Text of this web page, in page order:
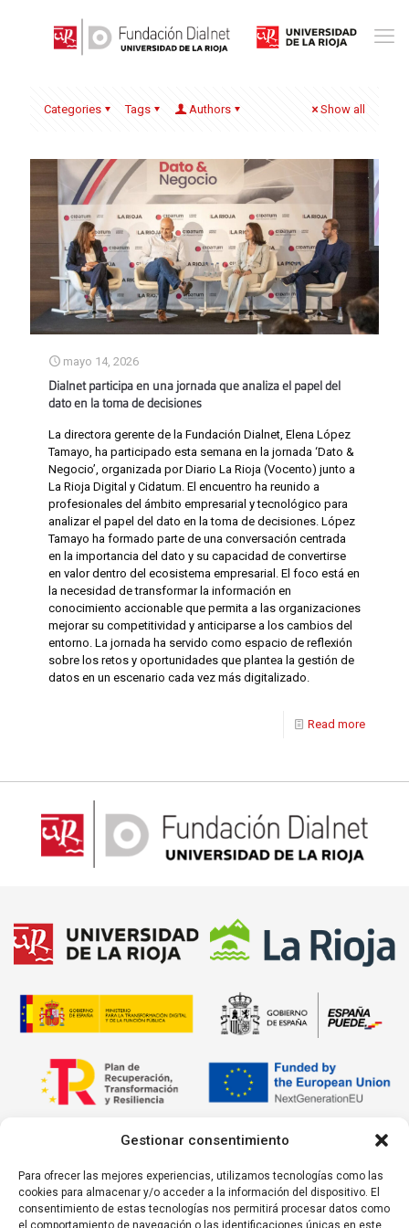
Gestionar consentimiento
Para ofrecer las mejores experiencias, utilizamos tecnologías como las
cookies para almacenar y/o acceder a la información del dispositivo. El
consentimiento de estas tecnologías nos permitirá procesar datos como
el comportamiento de navegación o las identificaciones únicas en este
Categories Tags Authors Show all
mayo 14, 2026
Dialnet participa en una jornada que analiza el papel del
dato en la toma de decisiones
La directora gerente de la Fundación Dialnet, Elena López
Tamayo, ha participado esta semana en la jornada ‘Dato &
Negocio’, organizada por Diario La Rioja (Vocento) junto a
La Rioja Digital y Cidatum. El encuentro ha reunido a
profesionales del ámbito empresarial y tecnológico para
analizar el papel del dato en la toma de decisiones. López
Tamayo ha formado parte de una conversación centrada
en la importancia del dato y su capacidad de convertirse
en valor dentro del ecosistema empresarial. El foco está en
la necesidad de transformar la información en
conocimiento accionable que permita a las organizaciones
mejorar su competitividad y anticiparse a los cambios del
entorno. La jornada ha servido como espacio de reflexión
sobre los retos y oportunidades que plantea la gestión de
datos en un escenario cada vez más digitalizado.
Read more